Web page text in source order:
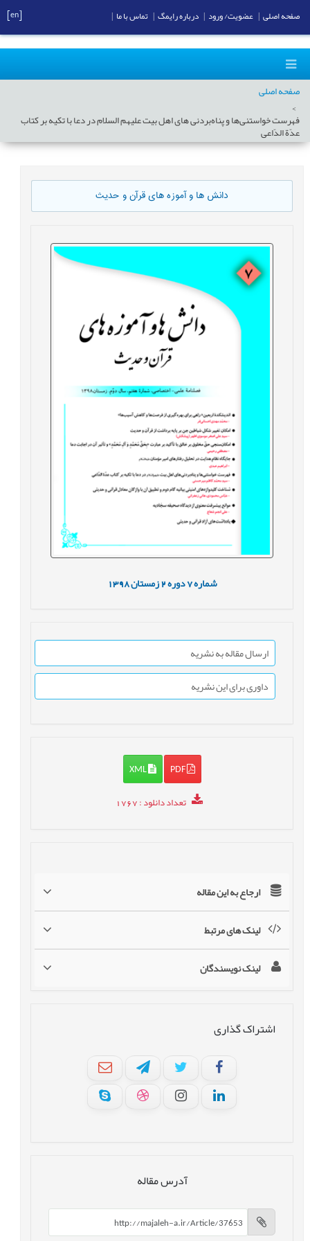
صفحه اصلی
فهرست خواستنی‌ها و پناه‌بردنی های اهل بیت علیهم السلام در دعا با تکیه بر کتاب
عدّة الدّاعی
دانش ها و آموزه های قرآن و حدیث
شماره7 دوره2 زمستان1398
ارسال مقاله به نشریه
داوری برای این نشریه
PDF
XML
تعداد دانلود: 1767
ارجاع به این مقاله
لینک های مرتبط
لینک نویسندگان
اشتراک گذاری
آدرس مقاله
صفحه اصلی عضویت/ ورود درباره رایمگ تماس با ما